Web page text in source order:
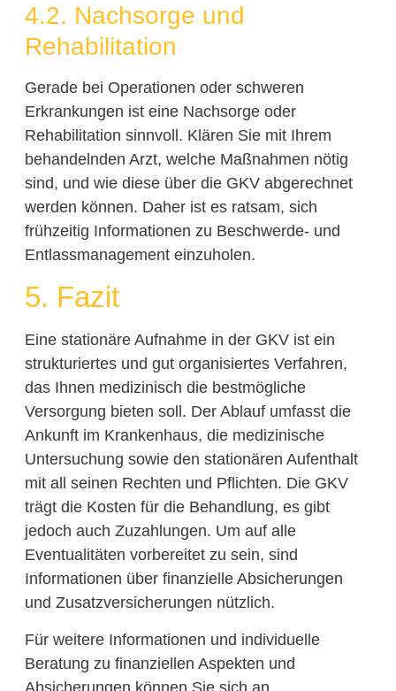
4.2. Nachsorge und
Rehabilitation
Gerade bei Operationen oder schweren
Erkrankungen ist eine Nachsorge oder
Rehabilitation sinnvoll. Klären Sie mit Ihrem
behandelnden Arzt, welche Maßnahmen nötig
sind, und wie diese über die GKV abgerechnet
werden können. Daher ist es ratsam, sich
frühzeitig Informationen zu Beschwerde- und
Entlassmanagement einzuholen.
5. Fazit
Eine stationäre Aufnahme in der GKV ist ein
strukturiertes und gut organisiertes Verfahren,
das Ihnen medizinisch die bestmögliche
Versorgung bieten soll. Der Ablauf umfasst die
Ankunft im Krankenhaus, die medizinische
Untersuchung sowie den stationären Aufenthalt
mit all seinen Rechten und Pflichten. Die GKV
trägt die Kosten für die Behandlung, es gibt
jedoch auch Zuzahlungen. Um auf alle
Eventualitäten vorbereitet zu sein, sind
Informationen über finanzielle Absicherungen
und Zusatzversicherungen nützlich.
Für weitere Informationen und individuelle
Beratung zu finanziellen Aspekten und
Absicherungen können Sie sich an